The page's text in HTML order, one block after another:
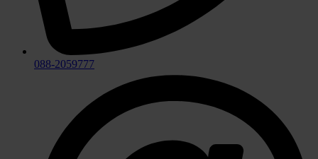
088-2059777